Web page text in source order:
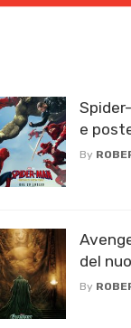
e
By
del
By